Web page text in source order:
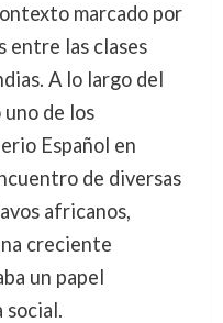
marcado por
entre las clases
A lo largo del
de los
Español en
de diversas
africanos,
creciente
un papel
social.